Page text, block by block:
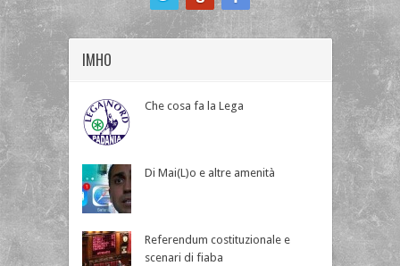
IMHO
Che cosa fa la Lega
Di Mai(L)o e altre amenità
Referendum costituzionale e
scenari di fiaba